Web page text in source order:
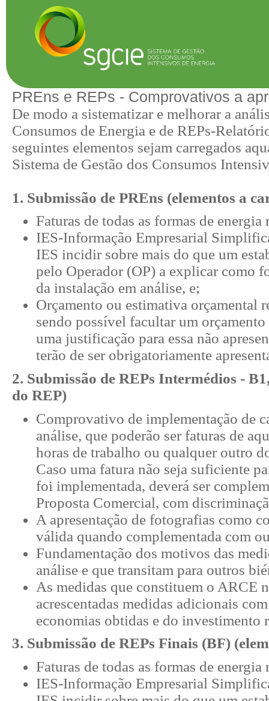
PREns e REPs - Comprovativos a
De modo a sistematizar e melhorar a
Consumos de Energia e de REPs-
seguintes elementos sejam carregados
Sistema de Gestão dos Consumos
1. Submissão de PREns (elementos a
Faturas de todas as formas de
IES-Informação Empresarial
IES incidir sobre mais do que um
pelo Operador (OP) a explicar como
da instalação em análise, e;
Orçamento ou estimativa orçamental
sendo possível facultar um
uma justificação para essa não
terão de ser obrigatoriamente
2. Submissão de REPs Intermédios -
do REP)
Comprovativo de implementação de
análise, que poderão ser faturas de
horas de trabalho ou qualquer outro
Caso uma fatura não seja suficiente
foi implementada, deverá ser
Proposta Comercial, com
A apresentação de fotografias como
válida quando complementada com
​​Fundamentação dos motivos das
análise e que transitam para outros
​As medidas que constituem o ARCE
acrescentadas medidas adicionais
economias obtidas e do investimento
3. Submissão de REPs Finais (BF)
Faturas de todas as formas de
IES-Informação Empresarial